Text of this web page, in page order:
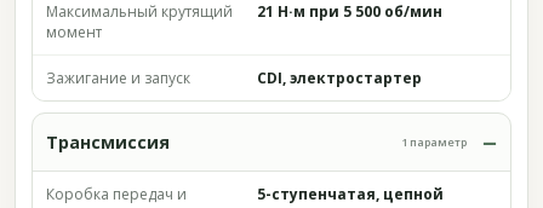
Максимальный крутящий
момент
21 Н·м при 5 500 об/мин
Зажигание и запуск CDI, электростартер
Трансмиссия 1 параметр
Коробка передач и
5-ступенчатая, цепной